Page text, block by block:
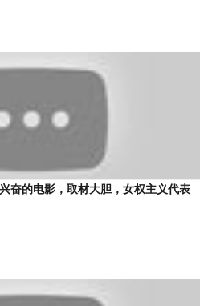
奋的电影，取材大胆，女权主义代表